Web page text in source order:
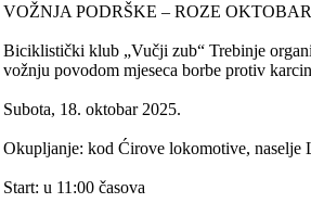
VOŽNJA PODRŠKE – ROZE OKTOBAR
Biciklistički klub „Vučji zub“ Trebinje
vožnju povodom mjeseca borbe protiv
Subota, 18. oktobar 2025.
Okupljanje: kod Ćirove lokomotive, naselje
Start: u 11:00 časova